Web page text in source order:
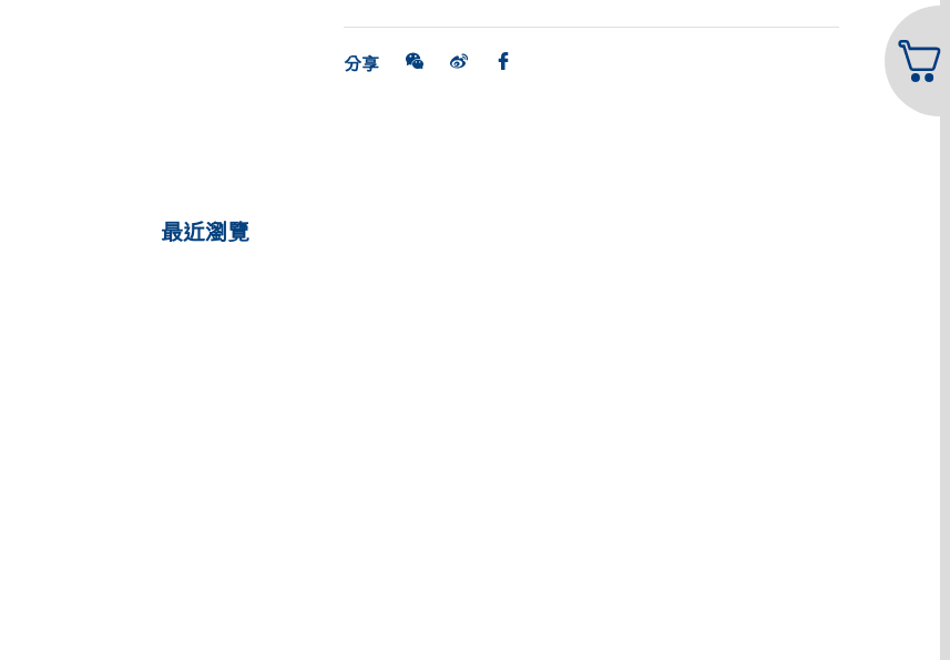
分享
最近瀏覽